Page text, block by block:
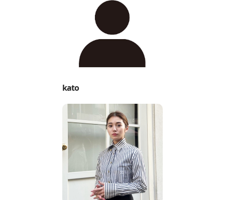
kato